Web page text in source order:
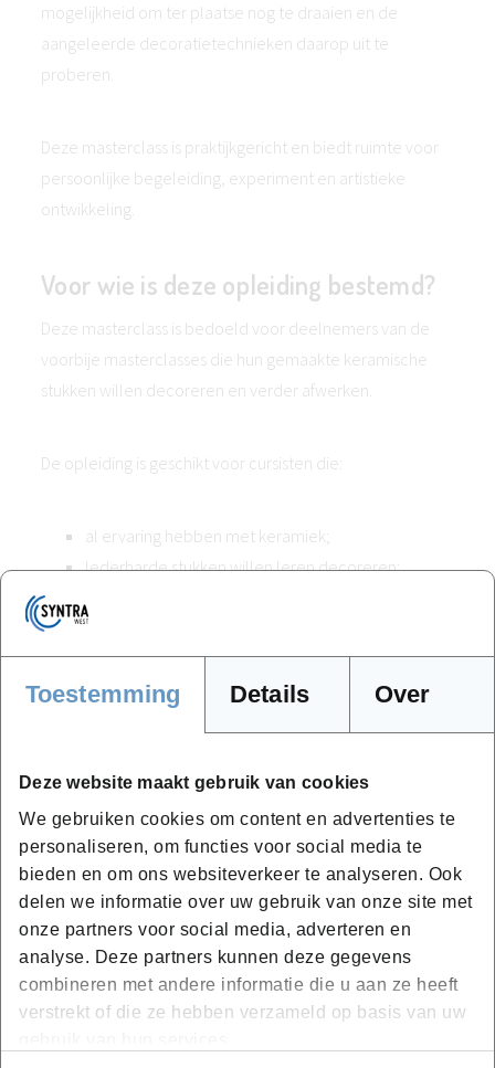
Toestemming Details Over
Deze website maakt gebruik van cookies
We gebruiken cookies om content en advertenties te
personaliseren, om functies voor social media te
bieden en om ons websiteverkeer te analyseren. Ook
delen we informatie over uw gebruik van onze site met
onze partners voor social media, adverteren en
analyse. Deze partners kunnen deze gegevens
combineren met andere informatie die u aan ze heeft
verstrekt of die ze hebben verzameld op basis van uw
mogelijkheid om ter plaatse nog te draaien en de
aangeleerde decoratietechnieken daarop uit te
proberen.
Deze masterclass is praktijkgericht en biedt ruimte voor
persoonlijke begeleiding, experiment en artistieke
ontwikkeling.
Voor wie is deze opleiding bestemd?
Deze masterclass is bedoeld voor deelnemers van de
voorbije masterclasses die hun gemaakte keramische
stukken willen decoreren en verder afwerken.
De opleiding is geschikt voor cursisten die:
al ervaring hebben met keramiek;
lederharde stukken willen leren decoreren;
uitbreiden;
hun eigen stijl verder willen ontwikkelen;
willen experimenteren onder begeleiding van een
Voorkennis
Deze masterclass sluit aan op de voorgaande
masterclasses. Basiservaring met keramiek en het maken
van keramische stukken is aangewezen.
Deelnemers brengen bij voorkeur zelf een aantal
lederharde stukken mee om tijdens de masterclass op te
werken.